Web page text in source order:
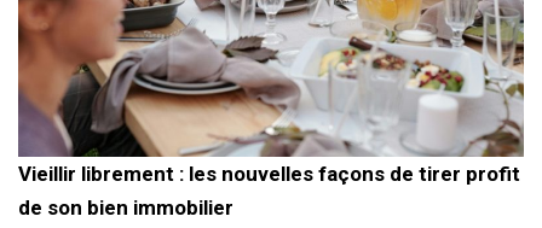
Vieillir librement : les nouvelles façons de tirer profit
de son bien immobilier